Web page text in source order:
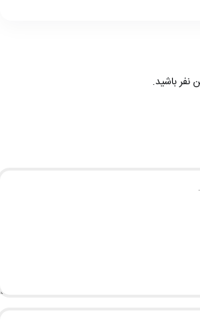
نفر باشید.